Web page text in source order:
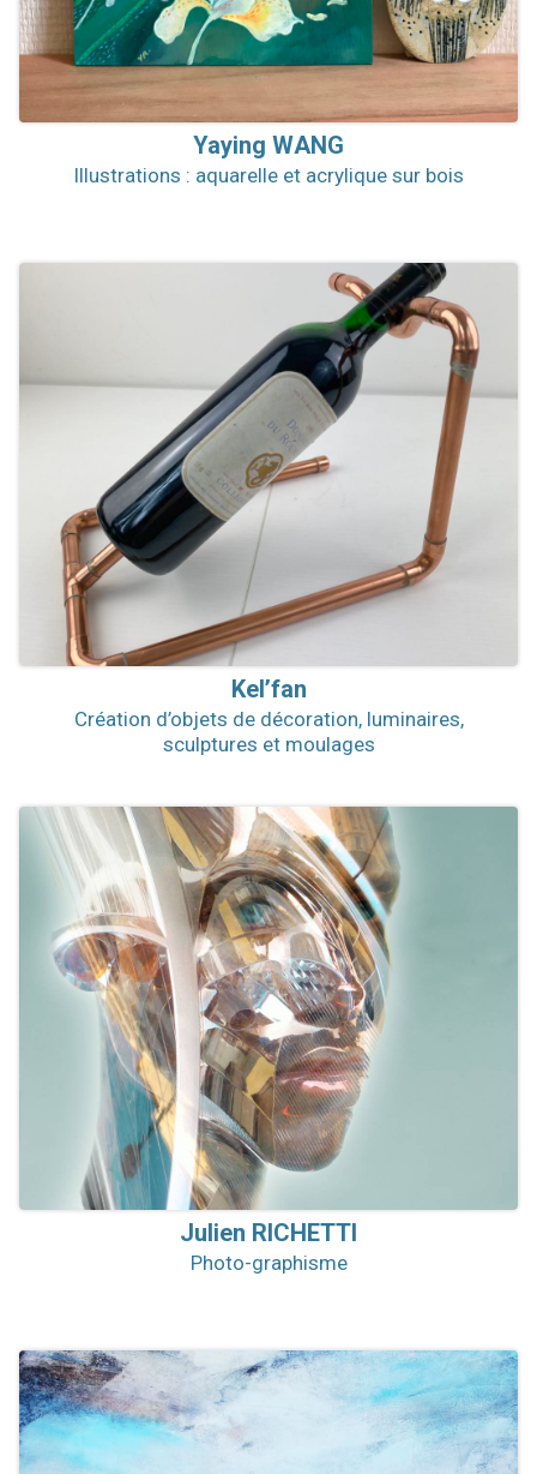
Yaying WANG
Illustrations : aquarelle et acrylique sur bois
Kel’fan
Création d’objets de décoration, luminaires,
sculptures et moulages
Julien RICHETTI
Photo-graphisme